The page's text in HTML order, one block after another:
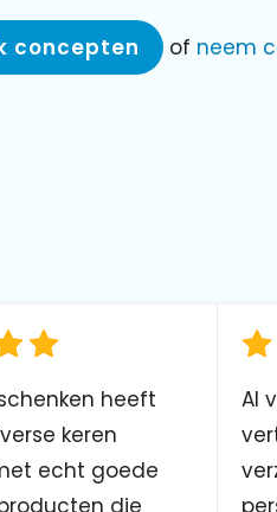
concepten of neem
heeft
keren
echt goede
die
Al